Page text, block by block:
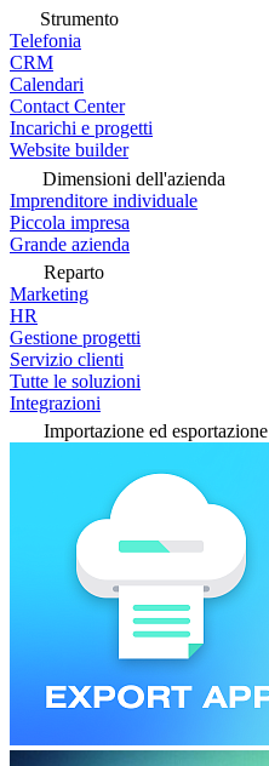
Strumento
Telefonia
CRM
Calendari
Contact Center
Incarichi e progetti
Website builder
Dimensioni dell'azienda
Imprenditore individuale
Piccola impresa
Grande azienda
Reparto
Marketing
HR
Gestione progetti
Servizio clienti
Tutte le soluzioni
Integrazioni
Importazione ed esportazione